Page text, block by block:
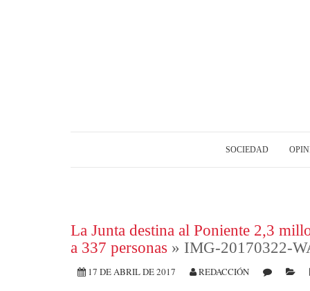
SOCIEDAD
La Junta destina al Poniente 2,3
a 337 personas » IMG-20170322-
17 DE ABRIL DE 2017 REDACCIÓN